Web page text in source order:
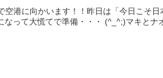
空港に向かいます！！昨日は「今日こそ
なって大慌てで準備・・・ (^_^;)マキと